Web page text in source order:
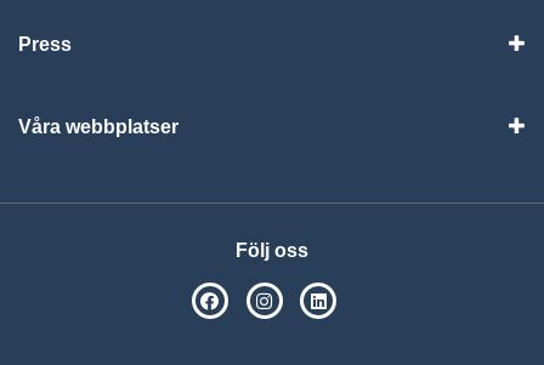
Press
Våra webbplatser
Följ oss
SPSM på Facebook
SPSM på Instagram